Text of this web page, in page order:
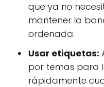
que ya no
mantener la
ordenada.
Usar etiquetas:
por temas para
rápidamente